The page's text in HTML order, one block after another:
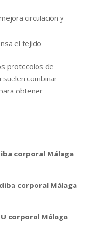
circulación y
el tejido
protocolos de
suelen combinar
obtener
corporal Málaga
corporal Málaga
corporal Málaga